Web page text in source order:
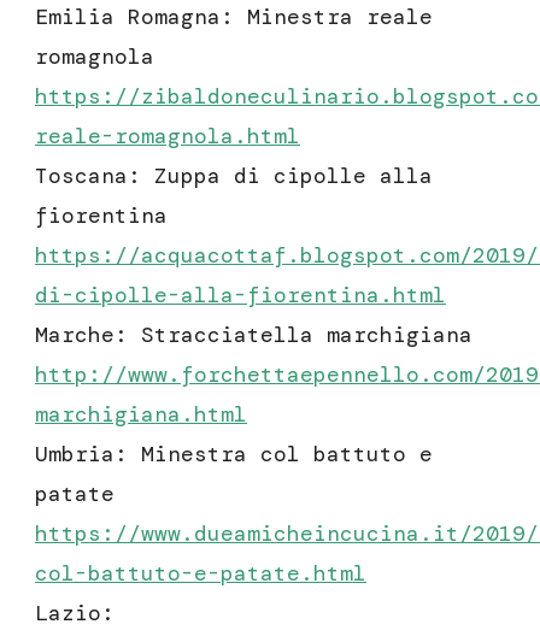
Emilia Romagna: Minestra reale
romagnola
https://
reale-romagnola.html
Toscana: Zuppa di cipolle alla
fiorentina
https://acquacottaf.blogspot.com/2019/
di-cipolle-alla-fiorentina.html
Marche: Stracciatella marchigiana
http://www.forchettaepennello.com/
marchigiana .html
Umbria: Minestra col battuto e
patate
https://www.dueamicheincucina.it/
col-battuto-e-patate.html
Lazio: